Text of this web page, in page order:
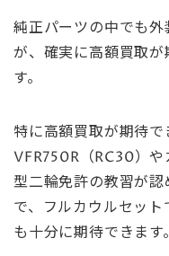
純正パーツの中でも
が、確実に高額買取
す。
特に高額買取が期待で
VFR750R（RC30）
型二輪免許の教習が
で、フルカウルセッ
も十分に期待できます。